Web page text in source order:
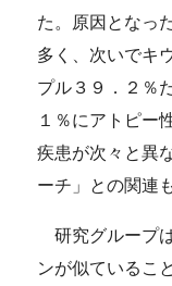
た。原因となっ
多く、次いでキ
プル３９．２％
１％にアトピー
疾患が次々と異
ーチ」との関連
研究グループ
ンが似ているこ